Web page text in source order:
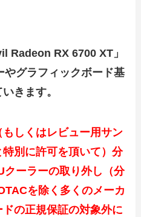
Radeon RX 6700 XT」
やグラフィックボード基
きます。
しくはレビュー用サン
別に許可を頂いて）分
クーラーの取り外し（分
を除く多くのメーカ
の正規保証の対象外に